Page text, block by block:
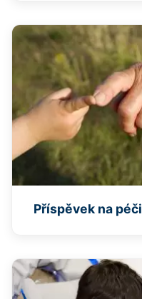
Příspěvek na péči